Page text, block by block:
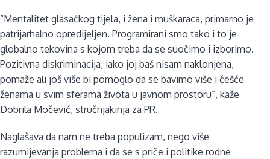
“Mentalitet glasačkog tijela, i žena i muškaraca, primarno je
patrijarhalno opredijeljen. Programirani smo tako i to je
globalno tekovina s kojom treba da se suočimo i izborimo.
Pozitivna diskriminacija, iako joj baš nisam naklonjena,
pomaže ali još više bi pomoglo da se bavimo više i češće
ženama u svim sferama života u javnom prostoru”, kaže
Dobrila Močević, stručnjakinja za PR.
Naglašava da nam ne treba populizam, nego više
razumijevanja problema i da se s priče i politike rodne